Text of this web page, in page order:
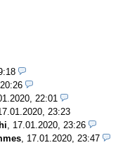
22:01
23:23
, 17.01.2020, 23:26
, 17.01.2020, 23:47